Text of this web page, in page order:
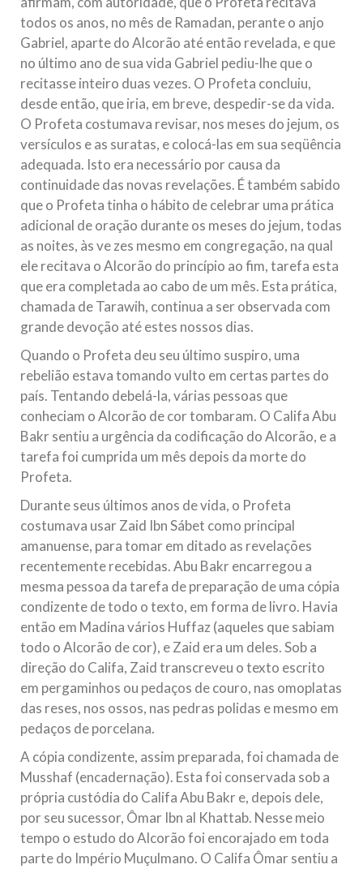
todos os anos, no mês de Ramadan, perante o anjo
Gabriel, aparte do Alcorão até então revelada, e que
no último ano de sua vida Gabriel pediu-lhe que o
recitasse inteiro duas vezes. O Profeta concluiu,
desde então, que iria, em breve, despedir-se da vida.
O Profeta costumava revisar, nos meses do jejum, os
versículos e as suratas, e colocá-las em sua seqüência
adequada. Isto era necessário por causa da
continuidade das novas revelações. É também sabido
que o Profeta tinha o hábito de celebrar uma prática
adicional de oração durante os meses do jejum, todas
as noites, às ve zes mesmo em congregação, na qual
ele recitava o Alcorão do princípio ao fim, tarefa esta
que era completada ao cabo de um mês. Esta prática,
chamada de Tarawih, continua a ser observada com
grande devoção até estes nossos dias.
Quando o Profeta deu seu último suspiro, uma
rebelião estava tomando vulto em certas partes do
país. Tentando debelá-la, várias pessoas que
conheciam o Alcorão de cor tombaram. O Califa Abu
Bakr sentiu a urgência da codificação do Alcorão, e a
tarefa foi cumprida um mês depois da morte do
Profeta.
Durante seus últimos anos de vida, o Profeta
costumava usar Zaid Ibn Sábet como principal
amanuense, para tomar em ditado as revelações
recentemente recebidas. Abu Bakr encarregou a
mesma pessoa da tarefa de preparação de uma cópia
condizente de todo o texto, em forma de livro. Havia
então em Madina vários Huffaz (aqueles que sabiam
todo o Alcorão de cor), e Zaid era um deles. Sob a
direção do Califa, Zaid transcreveu o texto escrito
em pergaminhos ou pedaços de couro, nas omoplatas
das reses, nos ossos, nas pedras polidas e mesmo em
pedaços de porcelana.
A cópia condizente, assim preparada, foi chamada de
Musshaf (encadernação). Esta foi conservada sob a
própria custódia do Califa Abu Bakr e, depois dele,
por seu sucessor, Ômar Ibn al Khattab. Nesse meio
tempo o estudo do Alcorão foi encorajado em toda
parte do Império Muçulmano. O Califa Ômar sentiu a